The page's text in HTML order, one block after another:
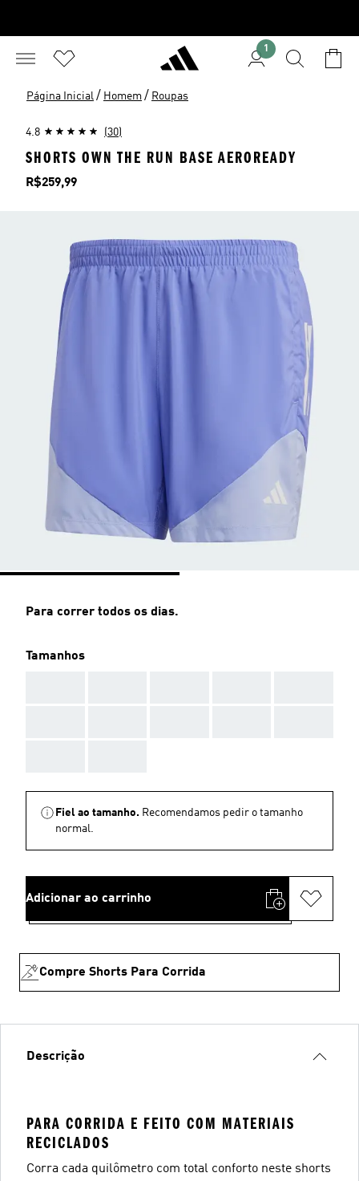
1
Página Inicial / Homem / Roupas
4.8 (30)
SHORTS OWN THE RUN BASE AEROREADY
Preço
R$259,99
Para correr todos os dias.
Tamanhos
Fiel ao tamanho. Recomendamos pedir o tamanho
normal.
Adicionar ao carrinho
Compre Shorts Para Corrida
Descrição
PARA CORRIDA E FEITO COM MATERIAIS
RECICLADOS
Corra cada quilômetro com total conforto neste shorts